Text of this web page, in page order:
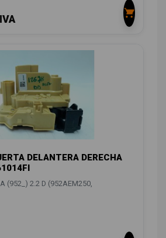
DELANTERA DERECHA
(952_) 2.2 D (952AEM250,